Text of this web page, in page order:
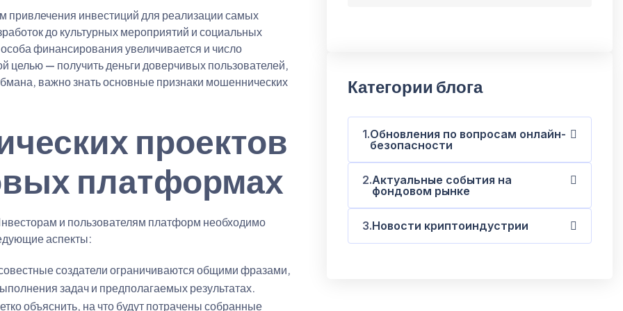
привлечения инвестиций для реализации самых
до культурных мероприятий и социальных
финансирования увеличивается и число
— получить деньги доверчивых пользователей,
важно знать основные признаки мошеннических
проектов
платформах
и пользователям платформ необходимо
аспекты:
создатели ограничиваются общими фразами,
задач и предполагаемых результатах.
объяснить, на что будут потрачены собранные
Категории блога
Обновления по вопросам онлайн-
безопасности
Актуальные события на
фондовом рынке
Новости криптоиндустрии